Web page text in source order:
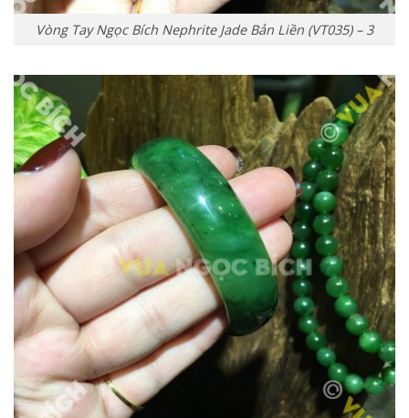
Vòng Tay Ngọc Bích Nephrite Jade Bản Liền (VT035) – 3